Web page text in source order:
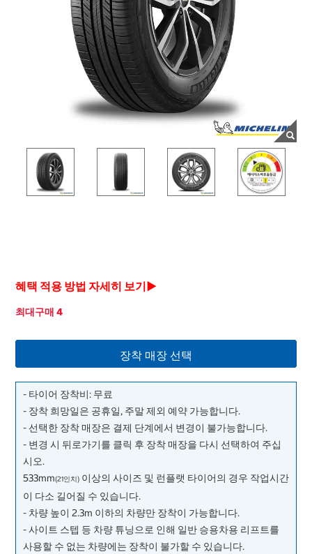
혜택 적용 방법 자세히 보기▶
최대구매 4
장착 매장 선택
- 타이어 장착비: 무료
- 장착 희망일은 공휴일, 주말 제외 예약 가능합니다.
- 선택한 장착 매장은 결제 단계에서 변경이 불가능합니다.
- 변경 시 뒤로가기를 클릭 후 장착 매장을 다시 선택하여 주십
시오.
533mm(21인치) 이상의 사이즈 및 런플랫 타이어의 경우 작업시간
이 다소 길어질 수 있습니다.
- 차량 높이 2.3m 이하의 차량만 장착이 가능합니다.
- 사이트 스텝 등 차량 튜닝으로 인해 일반 승용차용 리프트를
사용할 수 없는 차량에는 장착이 불가할 수 있습니다.